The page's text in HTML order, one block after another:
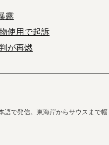
露
使用で起訴
が再燃
語で発信。東海岸からサウスまで幅